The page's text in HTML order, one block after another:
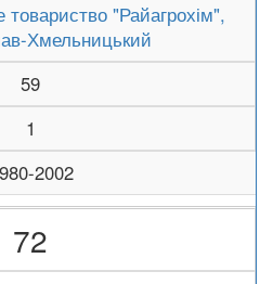
товариство "Райагрохім",
Хмельницький
59
1
2002
72